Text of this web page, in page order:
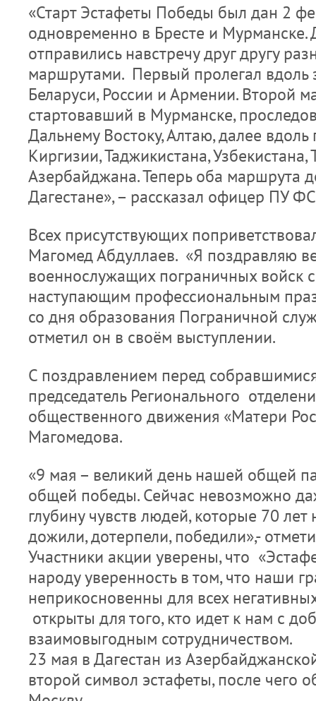
«Старт Эстафеты Победы был дан 2
одновременно в Бресте и Мурманске.
отправились навстречу друг другу
маршрутами. Первый пролегал вдоль
Беларуси, России и Армении. Второй
стартовавший в Мурманске,
Дальнему Востоку, Алтаю, далее вдоль
Киргизии, Таджикистана, Узбекистана,
Азербайджана. Теперь оба маршрута
Дагестане», – рассказал офицер ПУ
Всех присутствующих
Магомед Абдуллаев. «Я поздравляю
военнослужащих пограничных войск
наступающим профессиональным
со дня образования Пограничной
отметил он в своём выступлении.
С поздравлением перед
председатель Регионального
общественного движения «Матери
Магомедова.
«9 мая – великий день нашей общей
общей победы. Сейчас невозможно
глубину чувств людей, которые 70
дожили, дотерпели, победили»,-
Участники акции уверены, что
народу уверенность в том, что наши
неприкосновенны для всех
открыты для того, кто идет к нам с
взаимовыгодным сотрудничеством.
23 мая в Дагестан из
второй символ эстафеты, после чего